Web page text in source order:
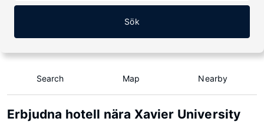
Sök
Search Map Nearby
Erbjudna hotell nära Xavier University